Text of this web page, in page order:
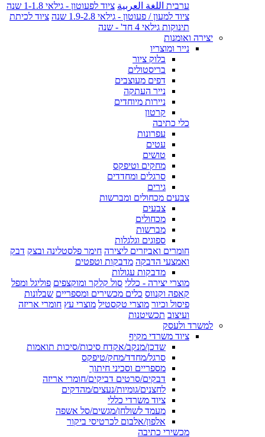
ערבית اللغة العربية ציוד לפעוטון - גילאי 1-1.8 שנה
ציוד למעון / פעוטון - גילאי 1.9-2.8 שנה
ציוד לכיתת
תינוקות גילאי 4 חד' - שנה
יצירה ואומנות
נייר ומוצריו
בלוק ציור
בריסטולים
דפים מעוצבים
נייר העתקה
ניירות מיוחדים
קרטון
כלי כתיבה
עפרונות
עטים
טושים
מחקים וטיפקס
סרגלים ומחדדים
גירים
צבעים מכחולים ומברשות
צבעים
מכחולים
מברשות
ספוגים וגלגלות
חומרים ואביזרים ליצירה חימר פלסטלינה ובצק דבק
ואמצעי הדבקה מדבקות וטפטים
מדבקות עגולות
מוצרי יצירה - כללי סול קלקר ומוקצפים פוליגל ומפל
קאפה וקנווס כלים מכשירים ומספריים שבלונות
פיסול וכיור מוצרי טקסטיל מוצרי עץ חומרי אריזה
ועיצוב תכשיטנות
למשרד ולעסק
ציוד משרדי מקיף
שדכן/מנקב/אקדח סיכות/סיכות תואמות
סרגל/מחדד/מחק/טיפקס
מספריים וסכיני חיתוך
דבקים/סרטים דביקים/חומרי אריזה
לחצנים/גומיות/נעצים/מהדקים
ציוד משרדי כללי
מעמד לשולחן/מגשים/סל אשפה
אלפון/אלבום לכרטיסי ביקור
מכשירי כתיבה